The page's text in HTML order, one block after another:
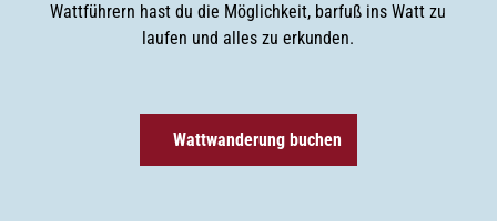
Wattführern hast du die Möglichkeit, barfuß ins Watt zu
laufen und alles zu erkunden.
Wattwanderung buchen